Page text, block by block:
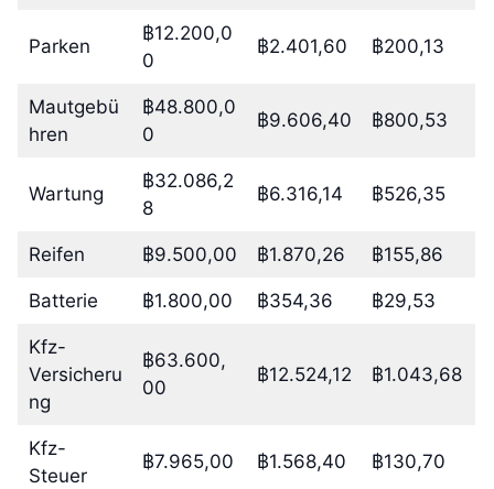
Parken
฿12.200,0
0
฿2.401,60 ฿200,13
Mautgebü
hren
฿48.800,0
0
฿9.606,40 ฿800,53
Wartung
฿32.086,2
8
฿6.316,14 ฿526,35
Reifen ฿9.500,00 ฿1.870,26 ฿155,86
Batterie ฿1.800,00 ฿354,36 ฿29,53
Kfz-
Versicheru
ng
฿63.600,
00
฿12.524,12 ฿1.043,68
Kfz-
Steuer
฿7.965,00 ฿1.568,40 ฿130,70